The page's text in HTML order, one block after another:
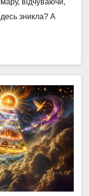
відчуваючи,
зникла? А